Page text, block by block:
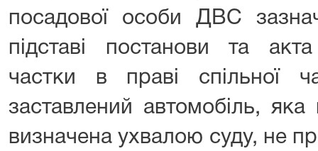
посадової особи ДВС
підставі постанови та
частки в праві спільної
заставлений автомобіль,
визначена ухвалою суду, не